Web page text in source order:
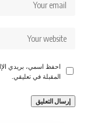
احفظ اسمي، بريدي
المقبلة في تعليقي.